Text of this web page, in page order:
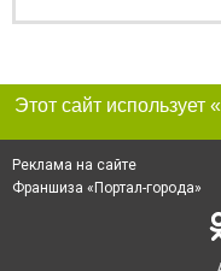
Реклама на сайте
Франшиза «Портал-города»